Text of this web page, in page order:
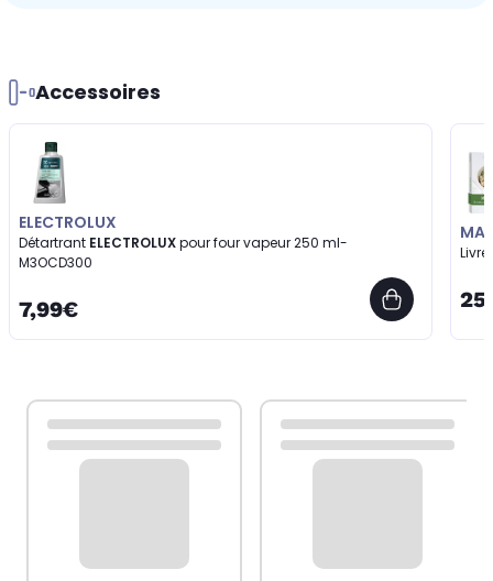
Accessoires
ELECTROLUX
Détartrant ELECTROLUX
M3OCD300
7,99€